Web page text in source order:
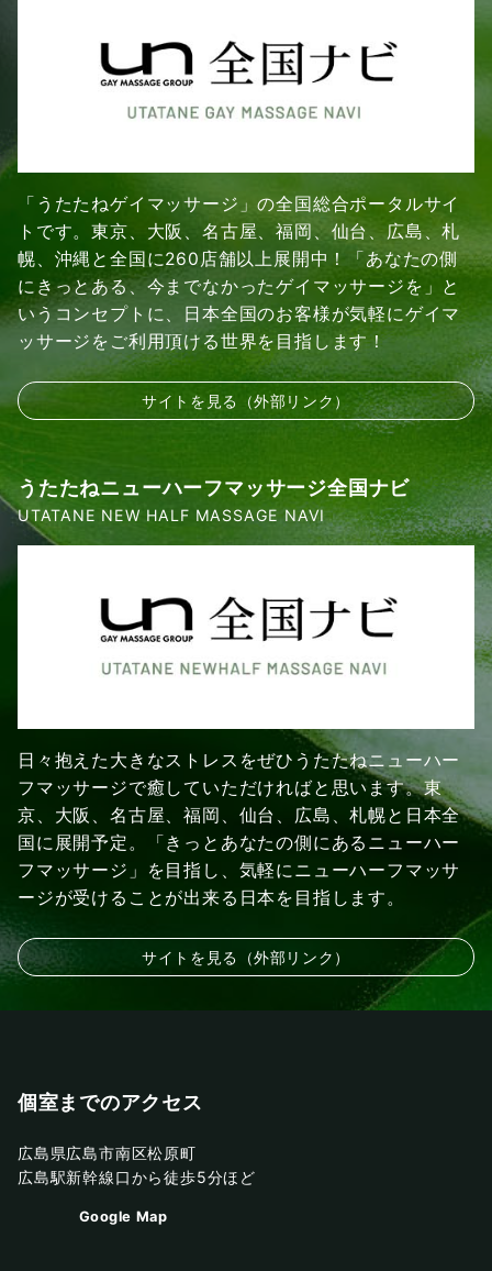
「うたたねゲイマッサージ」の全国総合ポータルサイ
トです。東京、大阪、名古屋、福岡、仙台、広島、札
幌、沖縄と全国に260店舗以上展開中！「あなたの側
にきっとある、今までなかったゲイマッサージを」と
いうコンセプトに、日本全国のお客様が気軽にゲイマ
ッサージをご利用頂ける世界を目指します！
サイトを見る（外部リンク）
うたたねニューハーフマッサージ全国ナビ
UTATANE NEW HALF MASSAGE NAVI
日々抱えた大きなストレスをぜひうたたねニューハー
フマッサージで癒していただければと思います。東
京、大阪、名古屋、福岡、仙台、広島、札幌と日本全
国に展開予定。「きっとあなたの側にあるニューハー
フマッサージ」を目指し、気軽にニューハーフマッサ
ージが受けることが出来る日本を目指します。
サイトを見る（外部リンク）
個室までのアクセス
広島県広島市南区松原町
広島駅新幹線口から徒歩5分ほど
Google Map